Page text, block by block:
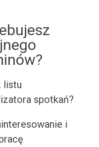
listu
spotkań?
i